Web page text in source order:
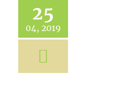
25
04, 2019